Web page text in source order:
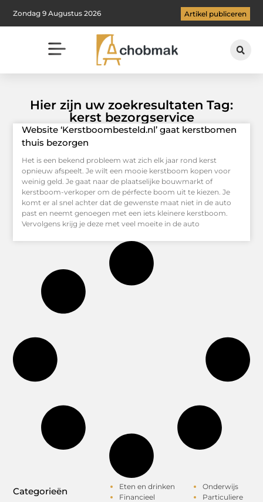
Zondag 9 Augustus 2026 Artikel publiceren
Hier zijn uw zoekresultaten Tag:
kerst bezorgservice
Website ‘Kerstboombesteld.nl’ gaat kerstbomen
thuis bezorgen
Het is een bekend probleem wat zich elk jaar rond kerst
opnieuw afspeelt. Je wilt een mooie kerstboom kopen voor
weinig geld. Je gaat naar de plaatselijke bouwmarkt of
kerstboom-verkoper om de pérfecte boom uit te kiezen. Je
komt er al snel achter dat de gewenste maat niet in de auto
past en neemt genoegen met een iets kleinere kerstboom.
Vervolgens krijg je deze met veel moeite in de auto
Categorieën
Eten en drinken
Financieel
Onderwijs
Particuliere